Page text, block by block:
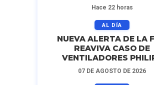
Hace 22 horas
AL DÍA
NUEVA ALERTA DE LA
REAVIVA CASO DE
VENTILADORES
07 DE AGOSTO DE 2026